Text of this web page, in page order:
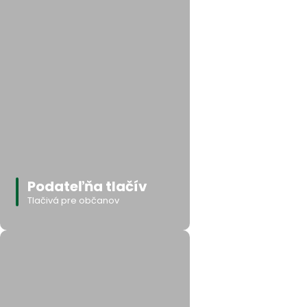
Podateľňa tlačív
Tlačivá pre občanov